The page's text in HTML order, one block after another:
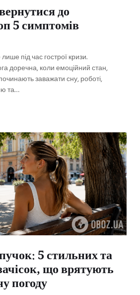
до
5 симптомів
під час гострої кризи.
доречна, коли емоційний стан,
заважати сну, роботі,
та…
5 стильних та
що врятують
погоду